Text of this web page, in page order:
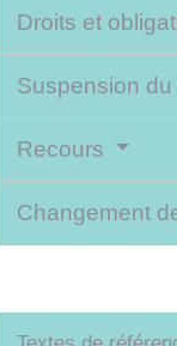
Droits et
Suspension
Recours
Changement